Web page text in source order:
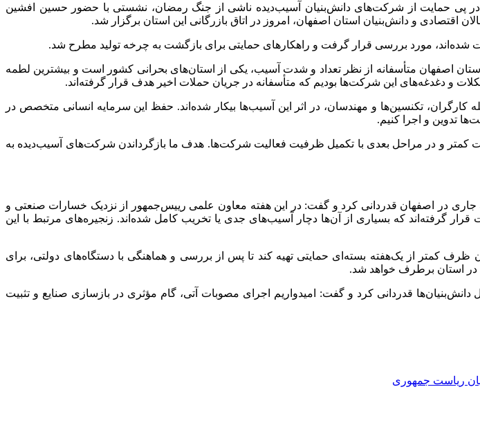
در پی حمایت از شرکت‌های دانش‌بنیان آسیب‌دیده ناشی از جنگ رمضان، نشستی با حضور حسین افشین
اقتصادی و دانش‌بنیان استان اصفهان، امروز در اتاق بازرگانی این استان برگزار شد.
مورد بررسی قرار گرفت و راهکارهای حمایتی برای بازگشت به چرخه تولید مطرح شد.
اصفهان متأسفانه از نظر تعداد و شدت آسیب، یکی از استان‌های بحرانی کشور است و بیشترین لطمه
و دغدغه‌های این شرکت‌ها بودیم که متأسفانه در جریان حملات اخیر هدف قرار گرفته‌اند.
کارگران، تکنسین‌ها و مهندسان، در اثر این آسیب‌ها بیکار شده‌اند. حفظ این سرمایه انسانی متخصص در
تدوین و اجرا کنیم.
کمتر و در مراحل بعدی با تکمیل ظرفیت فعالیت شرکت‌ها. هدف ما بازگرداندن شرکت‌های آسیب‌دیده به
جاری در اصفهان قدردانی کرد و گفت: در این هفته معاون علمی رییس‌جمهور از نزدیک خسارات صنعتی و
صنعتی به‌صورت مستقیم مورد اصابت قرار گرفته‌اند که بسیاری از آن‌ها دچار آسیب‌های جدی یا تخریب کامل شده‌اند. زنجیره‌های مرتبط با این
کمتر از یک‌هفته بسته‌ای حمایتی تهیه کند تا پس از بررسی و هماهنگی با دستگاه‌های دولتی، برای
در استان برطرف خواهد شد.
قدردانی کرد و گفت: امیدواریم اجرای مصوبات آتی، گام مؤثری در بازسازی صنایع و تثبیت
ریاست جمهوری